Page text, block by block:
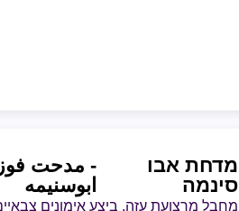
מדחת אבו
סינמה
- مدحت
ابوسنيمه
מחבל מרצועת עזה, ביצע אימונים